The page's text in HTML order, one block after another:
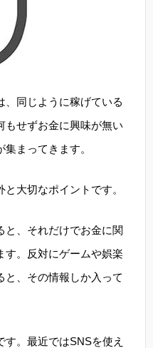
、同じように稼げている
もせずお金に興味が無い
まってきます。
大切なポイントです。
と、それだけでお金に関
す。反対にゲームや娯楽
と、その情報しか入って
。最近ではSNSを使え